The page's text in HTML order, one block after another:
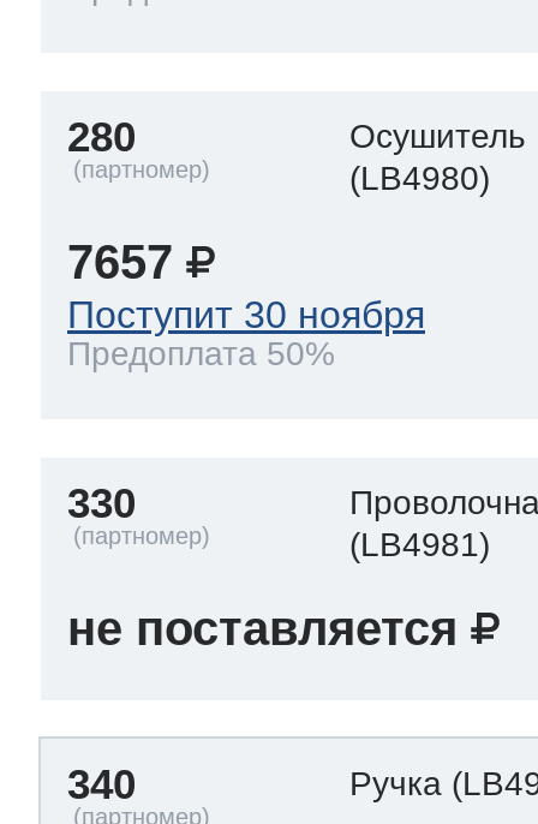
280
Осушитель
(LB4980)
7657
Поступит 30 ноября
Предоплата 50%
330
(LB4981)
не поставляется
340 Ручка